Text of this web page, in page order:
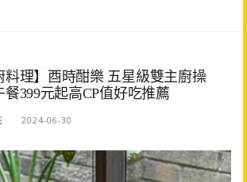
料理】酉時酣樂 五星級雙主廚操
399元起高CP值好吃推薦
2024-06-30